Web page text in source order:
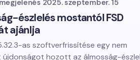
2025. szeptember. 15
észlelés mostantól FSD
ajánlja
as szoftverfrissítése egy nem
hozott az álmosság-